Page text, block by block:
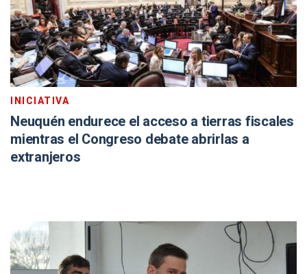
INICIATIVA
Neuquén endurece el acceso a tierras fiscales
mientras el Congreso debate abrirlas a
extranjeros